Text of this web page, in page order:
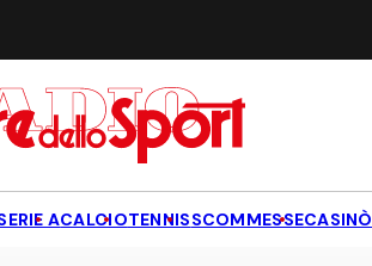
ACALCIOTENNISSCOMMESSECASINÒ